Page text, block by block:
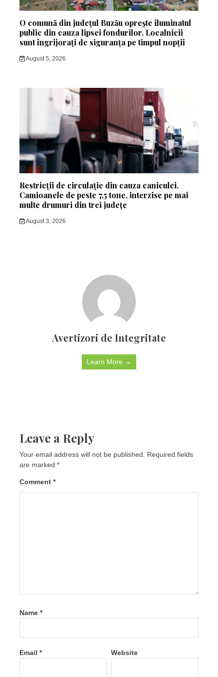
O comună din județul Buzău oprește iluminatul
public din cauza lipsei fondurilor. Localnicii
sunt îngrijorați de siguranța pe timpul nopții
August 5, 2026
Restricții de circulație din cauza caniculei.
Camioanele de peste 7,5 tone, interzise pe mai
multe drumuri din trei județe
August 3, 2026
Avertizori de Integritate
Learn More →
Leave a Reply
Your email address will not be published.
Required fields
are marked *
Comment *
Name *
Email * Website